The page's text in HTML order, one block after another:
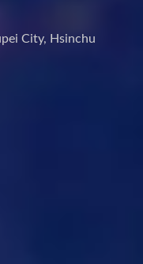
City, Hsinchu